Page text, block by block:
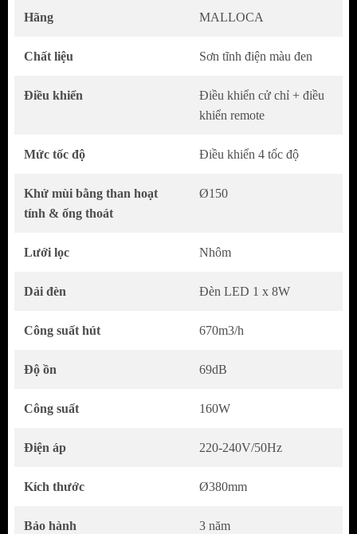
gian bếp
Monoblack K-382B
nổi bật với thiết kế hình
trụ tròn Ø380mm, lớp sơn tĩnh điện màu
với các phong cách nội thất hiện đại.
bếp phong cách châu Âu tối giản.
Hiệu suất hút cao – Vận hành linh hoạt với 4
160W, cho hiệu suất hút lên đến 670 m³/h,
bếp gia đình.
Hệ thống điều khiển 4 tốc độ cho phép người
Hãng MALLOCA
Chất liệu Sơn tĩnh điện màu đen
Điều khiển
Điều khiển cử chỉ + điều
khiển remote
Mức tốc độ Điều khiển 4 tốc độ
Khử mùi bằng than hoạt
tính & ống thoát
Ø150
Lưới lọc Nhôm
Dải đèn Đèn LED 1 x 8W
Công suất hút 670m3/h
Độ ồn 69dB
Công suất 160W
Điện áp 220-240V/50Hz
Kích thước Ø380mm
Bảo hành 3 năm